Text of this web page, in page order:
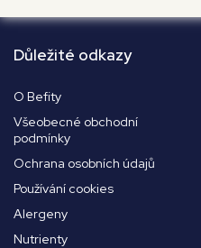
Důležité odkazy
O Befity
Všeobecné obchodní
podmínky
Ochrana osobních údajů
Používání cookies
Alergeny
Nutrienty